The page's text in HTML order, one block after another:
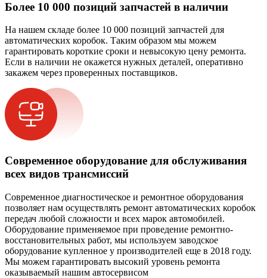
Более 10 000 позиций запчастей в наличии
На нашем складе более 10 000 позиций запчастей для
автоматических коробок. Таким образом мы можем
гарантировать короткие сроки и невысокую цену ремонта.
Если в наличии не окажется нужных деталей, оперативно
закажем через проверенных поставщиков.
Современное оборудование для обслуживания
всех видов трансмиссий
Современное диагностическое и ремонтное оборудования
позволяет нам осуществлять ремонт автоматических коробок
передач любой сложности и всех марок автомобилей.
Оборудование применяемое при проведение ремонтно-
восстановительных работ, мы используем заводское
оборудование купленное у производителей еще в 2018 году.
Мы можем гарантировать высокий уровень ремонта
оказываемый нашим автосервисом